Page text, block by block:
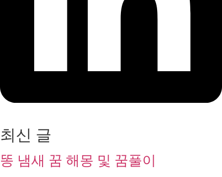
최신 글
똥 냄새 꿈 해몽 및 꿈풀이